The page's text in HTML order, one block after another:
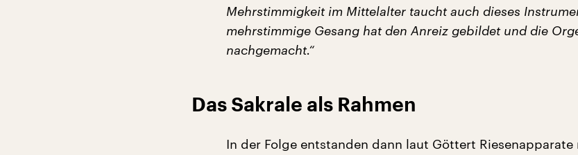
Mehrstimmigkeit im Mittelalter taucht auch dieses
mehrstimmige Gesang hat den Anreiz gebildet und die
nachgemacht.“
Das Sakrale als Rahmen
In der Folge entstanden dann laut Göttert Riesenapparate